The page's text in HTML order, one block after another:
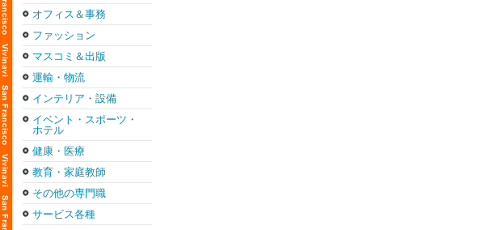
オフィス＆事務
ファッション
マスコミ＆出版
運輸・物流
インテリア・設備
イベント・スポーツ・
ホテル
健康・医療
教育・家庭教師
その他の専門職
サービス各種